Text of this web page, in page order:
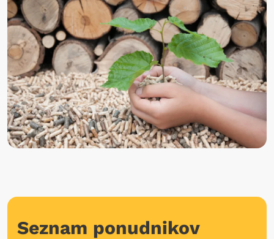
Seznam ponudnikov